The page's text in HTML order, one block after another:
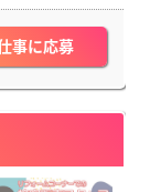
事に応募